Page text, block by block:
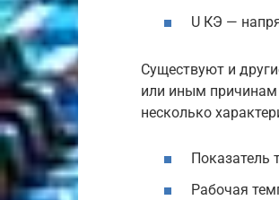
U КЭ —
Существуют и
или иным
несколько
Показатель
Рабочая